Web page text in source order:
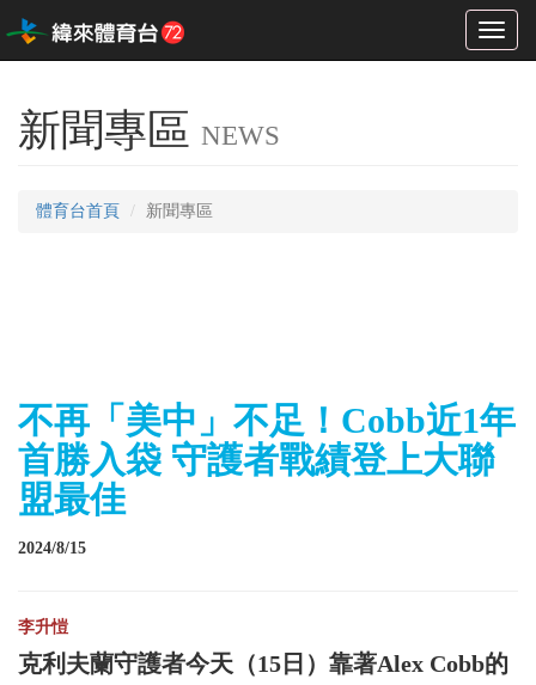
Toggle
新聞專區 NEWS
體育台首頁 新聞專區
不再「美中」不足！Cobb近1年
首勝入袋 守護者戰績登上大聯
盟最佳
2024/8/15
李升愷
克利夫蘭守護者今天（15日）靠著Alex Cobb的